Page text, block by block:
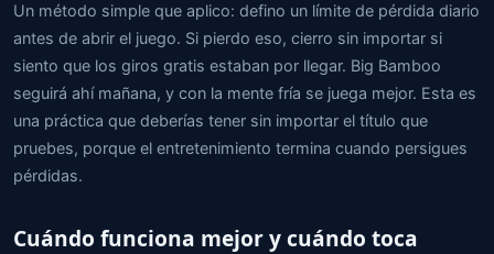
Un método simple que aplico: defino un límite de pérdida diario
antes de abrir el juego. Si pierdo eso, cierro sin importar si
siento que los giros gratis estaban por llegar. Big Bamboo
seguirá ahí mañana, y con la mente fría se juega mejor. Esta es
una práctica que deberías tener sin importar el título que
pruebes, porque el entretenimiento termina cuando persigues
pérdidas.
Cuándo funciona mejor y cuándo toca